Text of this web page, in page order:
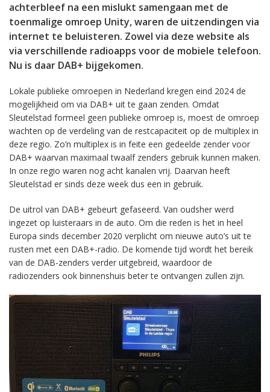
achterbleef na een mislukt samengaan met de
toenmalige omroep Unity, waren de uitzendingen via
internet te beluisteren. Zowel via deze website als
via verschillende radioapps voor de mobiele telefoon.
Nu is daar DAB+ bijgekomen.
Lokale publieke omroepen in Nederland kregen eind 2024 de
mogelijkheid om via DAB+ uit te gaan zenden. Omdat
Sleutelstad formeel geen publieke omroep is, moest de omroep
wachten op de verdeling van de restcapaciteit op de multiplex in
deze regio. Zo’n multiplex is in feite een gedeelde zender voor
DAB+ waarvan maximaal twaalf zenders gebruik kunnen maken.
In onze regio waren nog acht kanalen vrij. Daarvan heeft
Sleutelstad er sinds deze week dus een in gebruik.
De uitrol van DAB+ gebeurt gefaseerd. Van oudsher werd
ingezet op luisteraars in de auto. Om die reden is het in heel
Europa sinds december 2020 verplicht om nieuwe auto’s uit te
rusten met een DAB+-radio. De komende tijd wordt het bereik
van de DAB-zenders verder uitgebreid, waardoor de
radiozenders ook binnenshuis beter te ontvangen zullen zijn.